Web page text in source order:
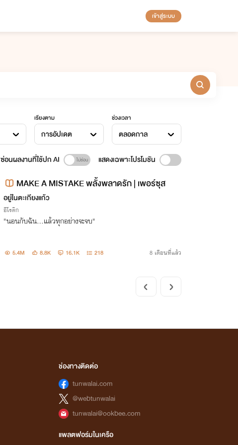
เข้าสู่ระบบ
เรียงตาม
การอัปเดต
ช่วงเวลา
ตลอดกาล
ซ่อนผลงานที่ใช้ปก AI แสดงเฉพาะโปรโมชัน
MAKE A MISTAKE พลั้งพลาดรัก | เพอร์ซุส
อยู่ในตะเกียงแก้ว
อีโรติก
"นอนกับฉัน...แล้วทุกอย่างจะจบ"
5.4M 8.8K 16.1K 218 8 เดือนที่แล้ว
ช่องทางติดต่อ
tunwalai.com
@webtunwalai
tunwalai@ookbee.com
แพลตฟอร์มในเครือ